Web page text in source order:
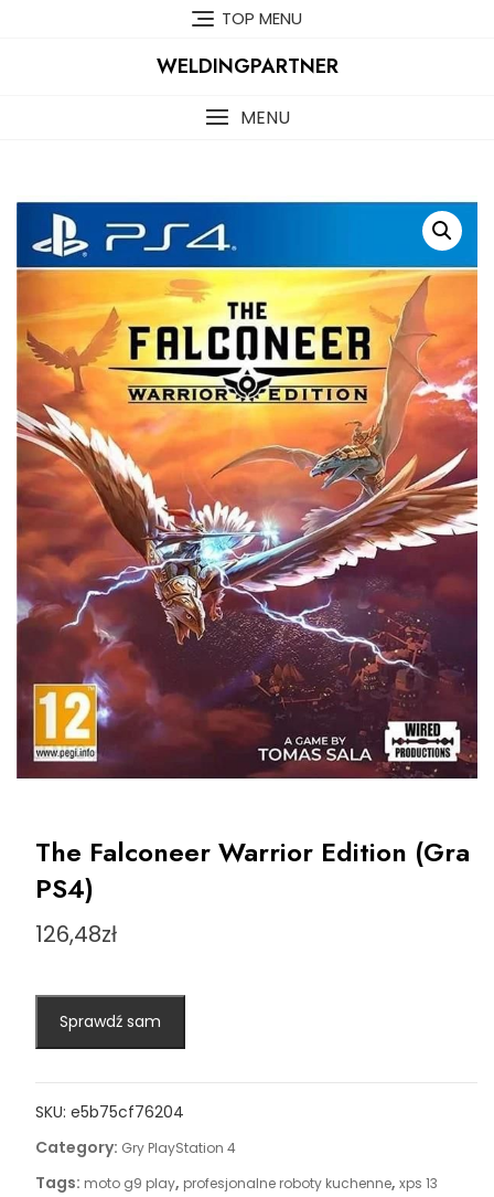
TOP MENU
WELDINGPARTNER
MENU
The Falconeer Warrior Edition (Gra
PS4)
126,48zł
Sprawdź sam
SKU: e5b75cf76204
Category: Gry PlayStation 4
Tags: moto g9 play, profesjonalne roboty kuchenne, xps 13